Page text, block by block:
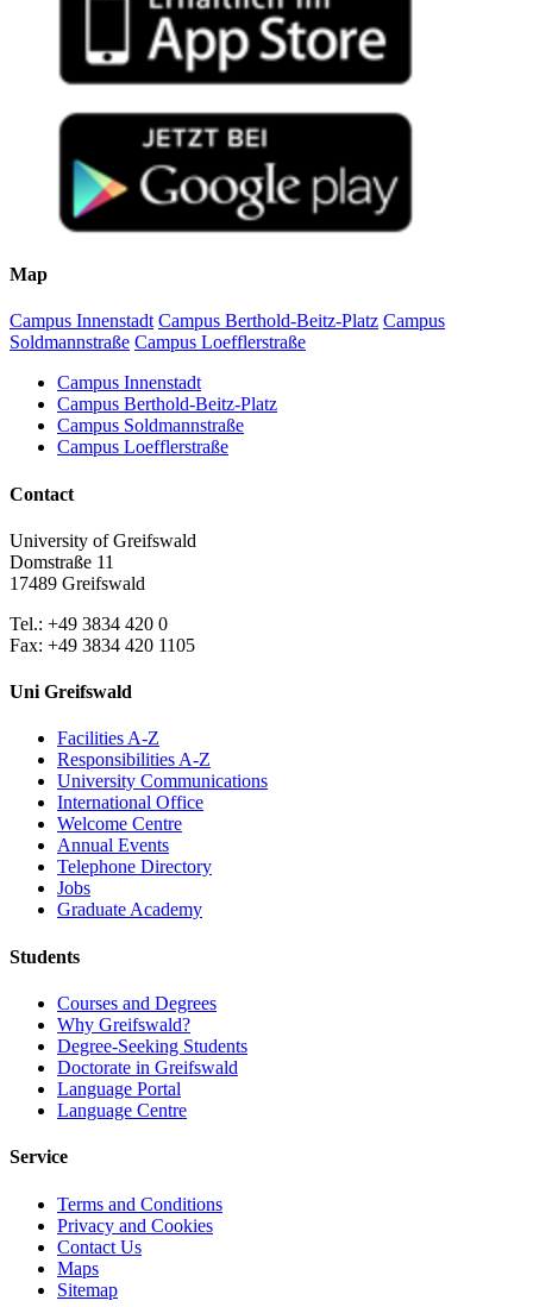
Map
Campus Innenstadt Campus Berthold-Beitz-Platz Campus
Soldmannstraße Campus Loefflerstraße
Campus Innenstadt
Campus Berthold-Beitz-Platz
Campus Soldmannstraße
Campus Loefflerstraße
Contact
University of Greifswald
Domstraße 11
17489 Greifswald
Tel.: +49 3834 420 0
Fax: +49 3834 420 1105
Uni Greifswald
Facilities A-Z
Responsibilities A-Z
University Communications
International Office
Welcome Centre
Annual Events
Telephone Directory
Jobs
Graduate Academy
Students
Courses and Degrees
Why Greifswald?
Degree-Seeking Students
Doctorate in Greifswald
Language Portal
Language Centre
Service
Terms and Conditions
Privacy and Cookies
Contact Us
Maps
Sitemap